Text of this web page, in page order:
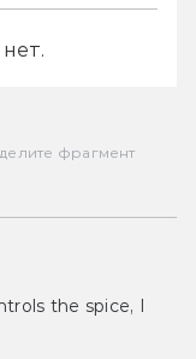
фрагмент
the spice, I